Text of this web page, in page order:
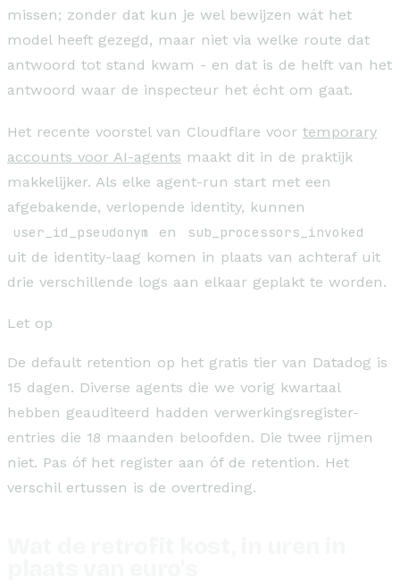
missen; zonder dat kun je wel bewijzen wát het
model heeft gezegd, maar niet via welke route dat
antwoord tot stand kwam - en dat is de helft van het
antwoord waar de inspecteur het écht om gaat.
Het recente voorstel van Cloudflare voor temporary
accounts voor AI-agents maakt dit in de praktijk
makkelijker. Als elke agent-run start met een
afgebakende, verlopende identity, kunnen
user_id_pseudonym
en
sub_processors_invoked
uit de identity-laag komen in plaats van achteraf uit
drie verschillende logs aan elkaar geplakt te worden.
Let op
De default retention op het gratis tier van Datadog is
15 dagen. Diverse agents die we vorig kwartaal
hebben geauditeerd hadden verwerkingsregister-
entries die 18 maanden beloofden. Die twee rijmen
niet. Pas óf het register aan óf de retention. Het
verschil ertussen is de overtreding.